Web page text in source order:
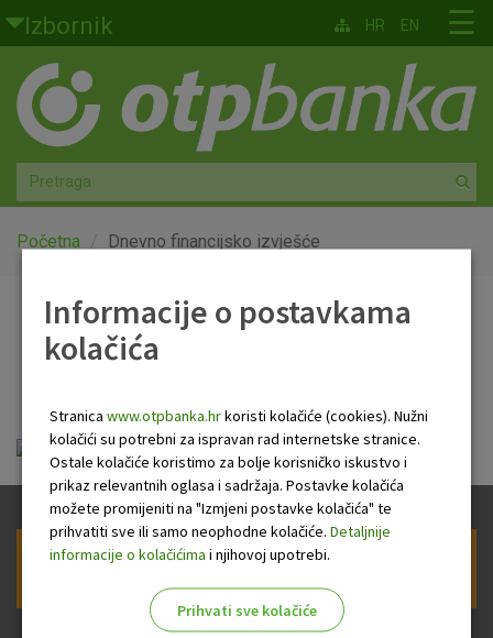
Skoči na glavni sadržaj
Izbornik
Građani
Privatno bankarstvo
Agro
Mala poduzeća i obrtnici
Globalna tržišta
O nama
☰
HR EN
Početna Dnevno financijsko izvješće
Dnevno financijsko
Dnevno financijsko izvješće.pdf
Prijava na newsletter OTP banke
Informacije o postavkama
kolačića
Stranica www.otpbanka.hrkoristi kolačiće (cookies). Nužni
kolačići su potrebni za ispravan rad internetske stranice.
Ostale kolačiće koristimo za bolje korisničko iskustvo i
prikaz relevantnih oglasa i sadržaja. Postavke kolačića
možete promijeniti na "Izmjeni postavke kolačića" te
prihvatiti sve ili samo neophodne kolačiće. Detaljnije
informacije o kolačićima i njihovoj upotrebi.
Prihvati sve kolačiće